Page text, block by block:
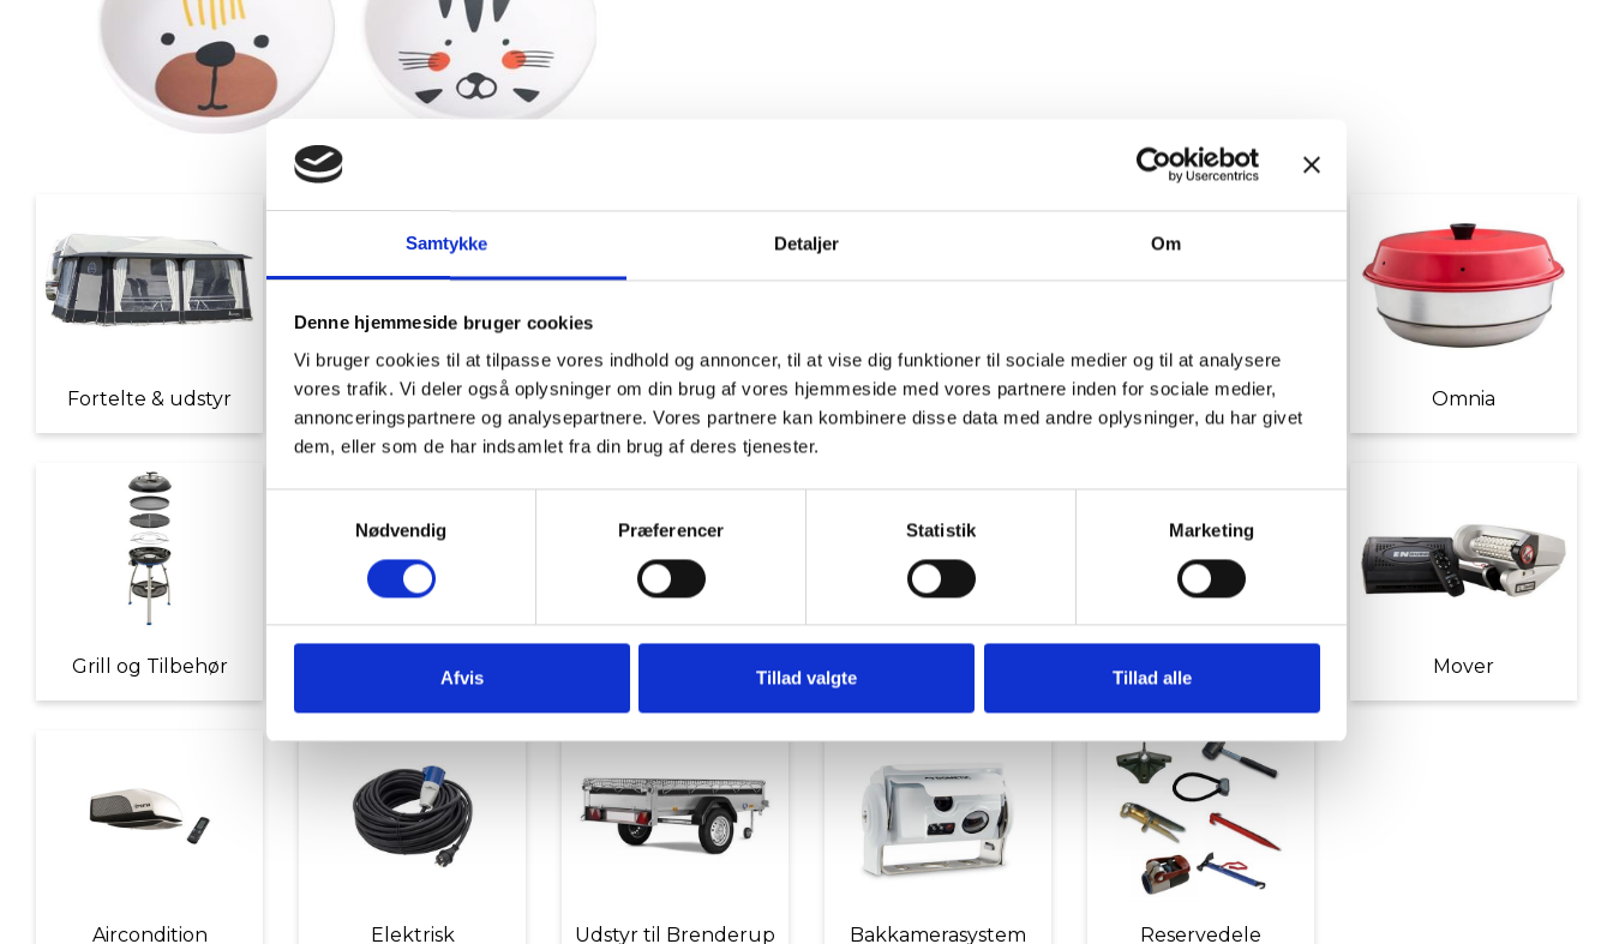
Samtykke Detaljer Om
Denne hjemmeside bruger cookies
Vi bruger cookies til at tilpasse vores indhold og annoncer, til at vise dig funktioner til sociale medier og til at analysere
vores trafik. Vi deler også oplysninger om din brug af vores hjemmeside med vores partnere inden for sociale medier,
annonceringspartnere og analysepartnere. Vores partnere kan kombinere disse data med andre oplysninger, du har givet
dem, eller som de har indsamlet fra din brug af deres tjenester.
Nødvendig
Præferencer Statistik Marketing
Afvis Tillad valgte Tillad alle
Fortelte & udstyr Nyheder Tilbud Autocamper udstyr Møbler Omnia
Grill og Tilbehør Indvendigt Udstyr Udvendigt Udstyr Diverse tilbehør Mover
Aircondition Elektrisk Udstyr til Brenderup Bakkamerasystem Reservedele